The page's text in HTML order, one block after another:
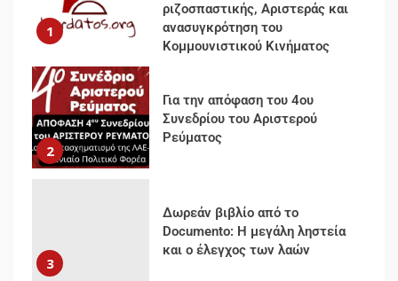
2
Ρεύματος
3
Documento: Η μεγάλη ληστεία
και ο έλεγχος των λαών
4
και η Απουσία Ιστορικής
Εμπειρίας στην Οικοδόμηση
του Σοσιαλισμού στον